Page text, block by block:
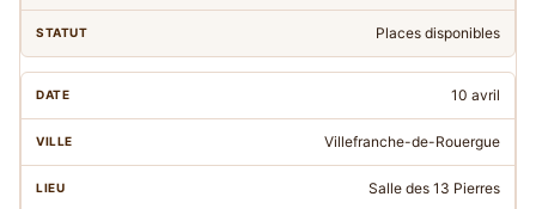
Places disponibles
10 avril
Villefranche-de-Rouergue
Salle des 13 Pierres